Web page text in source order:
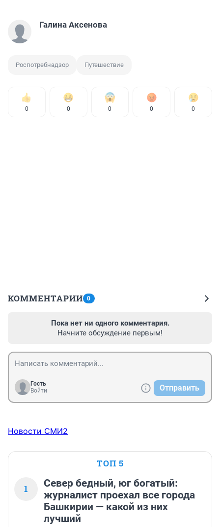
Галина Аксенова
Роспотребнадзор Путешествие
0 0 0 0 0
КОММЕНТАРИИ 0
Пока нет ни одного комментария.
Начните обсуждение первым!
Гость
Войти
Отправить
Новости СМИ2
ТОП 5
1
Север бедный, юг богатый:
журналист проехал все города
Башкирии — какой из них
лучший